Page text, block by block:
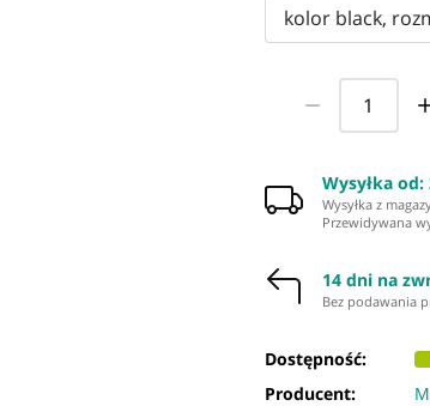
kolor black,
Wysyłka od:
Wysyłka z
Przewidywana
14 dni na
Bez podawania
Dostępność:
Producent: